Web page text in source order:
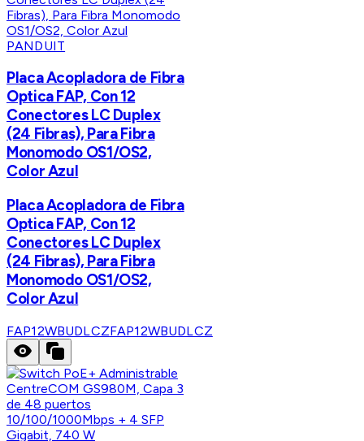
PANDUIT
Placa Acopladora de Fibra
Optica FAP, Con 12
Conectores LC Duplex
(24 Fibras), Para Fibra
Monomodo OS1/OS2,
Color Azul
Placa Acopladora de Fibra
Optica FAP, Con 12
Conectores LC Duplex
(24 Fibras), Para Fibra
Monomodo OS1/OS2,
Color Azul
FAP12WBUDLCZFAP12WBUDLCZ